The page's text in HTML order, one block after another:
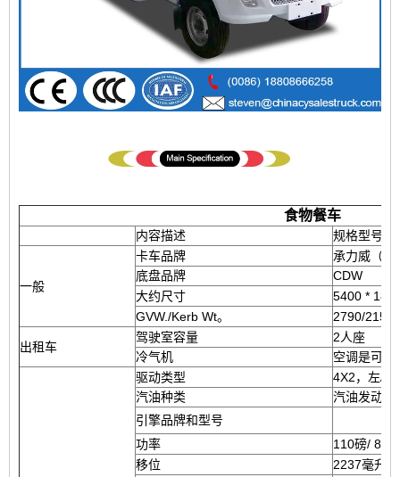
食物餐车
内容描述 规格型号
一般
卡车品牌
承力威（我
底盘品牌
CDW
大约尺寸
5400 *
GVW./Kerb Wt。
2790/2150
出租车
驾驶室容量
2人座
冷气机
空调是可选
驱动类型
4X2，左/右
汽油种类
汽油发动机
引擎品牌和型号
功率
110磅/ 82
移位
2237毫升